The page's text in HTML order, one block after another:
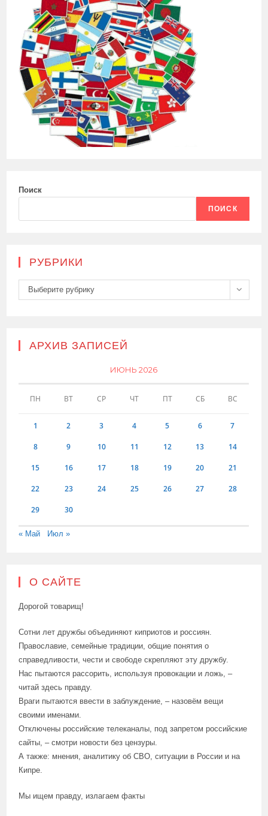
Поиск
ПОИСК
РУБРИКИ
Рубрики
Выберите рубрику
АРХИВ ЗАПИСЕЙ
ИЮНЬ 2026
ПН ВТ СР ЧТ ПТ СБ ВС
1 2 3 4 5 6 7
8 9 10 11 12 13 14
15 16 17 18 19 20 21
22 23 24 25 26 27 28
29 30
« Май Июл »
О САЙТЕ
Дорогой товарищ!
Сотни лет дружбы объединяют киприотов и россиян.
Православие, семейные традиции, общие понятия о
справедливости, чести и свободе скрепляют эту дружбу.
Нас пытаются рассорить, используя провокации и ложь, –
читай здесь правду.
Враги пытаются ввести в заблуждение, – назовём вещи
своими именами.
Отключены российские телеканалы, под запретом российские
сайты, – смотри новости без цензуры.
А также: мнения, аналитику об СВО, ситуации в России и на
Кипре.
Мы ищем правду, излагаем факты